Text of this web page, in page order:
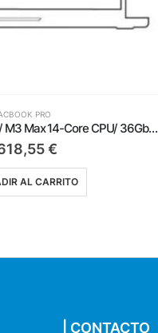
PRO
Apple Macbook Pro 14′ / M3 Max 14-Core CPU/ 36Gb/ 1Tb SSD/ 30-Core GPU/ Plata
€
AL CARRITO
| CONTACTO